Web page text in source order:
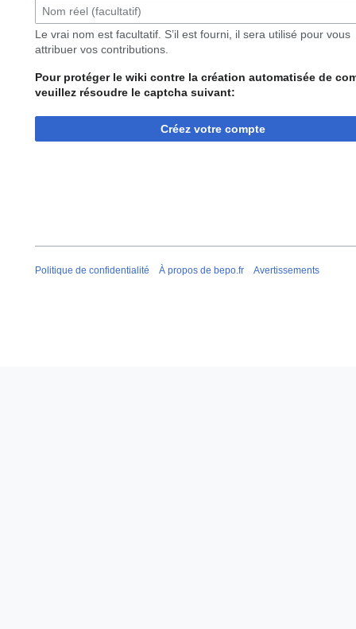
Le vrai nom est facultatif. S’il est fourni, il sera utilisé pour vous
attribuer vos contributions.
Pour protéger le wiki contre la création automatisée de
veuillez résoudre le captcha suivant:
Créez votre compte
Politique de confidentialité À propos de bepo.fr Avertissements